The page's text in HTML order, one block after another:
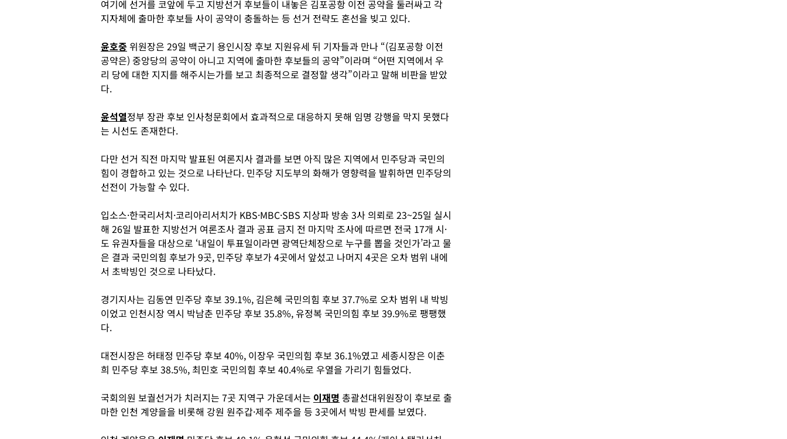
여기에 선거를 코앞에 두고 지방선거 후보들이 내놓은 김포공항 이전 공약을 둘러싸고 각
지자체에 출마한 후보들 사이 공약이 충돌하는 등 선거 전략도 혼선을 빚고 있다.
윤호중 위원장은 29일 백군기 용인시장 후보 지원유세 뒤 기자들과 만나 “(김포공항 이전
공약은) 중앙당의 공약이 아니고 지역에 출마한 후보들의 공약”이라며 “어떤 지역에서 우
리 당에 대한 지지를 해주시는가를 보고 최종적으로 결정할 생각”이라고 말해 비판을 받았
다.
윤석열정부 장관 후보 인사청문회에서 효과적으로 대응하지 못해 임명 강행을 막지 못했다
는 시선도 존재한다.
다만 선거 직전 마지막 발표된 여론지사 결과를 보면 아직 많은 지역에서 민주당과 국민의
힘이 경합하고 있는 것으로 나타난다. 민주당 지도부의 화해가 영향력을 발휘하면 민주당의
선전이 가능할 수 있다.
입소스·한국리서치·코리아리서치가 KBS·MBC·SBS 지상파 방송 3사 의뢰로 23~25일 실시
해 26일 발표한 지방선거 여론조사 결과 공표 금지 전 마지막 조사에 따르면 전국 17개 시·
도 유권자들을 대상으로 ‘내일이 투표일이라면 광역단체장으로 누구를 뽑을 것인가’라고 물
은 결과 국민의힘 후보가 9곳, 민주당 후보가 4곳에서 앞섰고 나머지 4곳은 오차 범위 내에
서 초박빙인 것으로 나타났다.
경기지사는 김동연 민주당 후보 39.1%, 김은혜 국민의힘 후보 37.7%로 오차 범위 내 박빙
이었고 인천시장 역시 박남춘 민주당 후보 35.8%, 유정복 국민의힘 후보 39.9%로 팽팽했
다.
대전시장은 허태정 민주당 후보 40%, 이장우 국민의힘 후보 36.1%였고 세종시장은 이춘
희 민주당 후보 38.5%, 최민호 국민의힘 후보 40.4%로 우열을 가리기 힘들었다.
국회의원 보궐선거가 치러지는 7곳 지역구 가운데서는 이재명 총괄선대위원장이 후보로 출
마한 인천 계양을을 비롯해 강원 원주갑·제주 제주을 등 3곳에서 박빙 판세를 보였다.